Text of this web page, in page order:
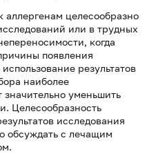
аллергенам целесообразно
или в трудных
когда
появления
результатов
наиболее
уменьшить
Целесообразность
исследования
обсуждать с лечащим